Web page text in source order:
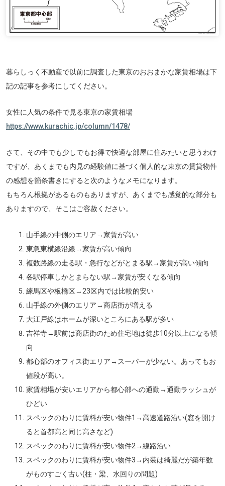
暮らしっく不動産で以前に調査した東京のおおまかな家賃相場は下
記の記事を参考にしてください。
女性に人気の条件で見る東京の家賃相場
https://www.kurachic.jp/column/1478/
さて、その中でも少しでもお得で快適な部屋に住みたいと思うわけ
ですが、あくまでも内見の経験値に基づく個人的な東京の賃貸物件
の感想を箇条書きにすると次のようなメモになります。
もちろん根拠があるものもありますが、あくまでも感覚的な部分も
ありますので、そこはご容赦ください。
山手線の中側のエリア→家賃が高い
東急東横線沿線→家賃が高い傾向
複数路線の走る駅・急行などがとまる駅→家賃が高い傾向
各駅停車しかとまらない駅→家賃が安くなる傾向
練馬区や板橋区→23区内では比較的安い
山手線の外側のエリア→商店街が増える
大江戸線はホームが深いところにある駅が多い
吉祥寺→駅前は商店街のため住宅地は徒歩10分以上になる傾
向
都心部のオフィス街エリア→スーパーが少ない。あってもお
値段が高い。
家賃相場が安いエリアから都心部への通勤→通勤ラッシュが
ひどい
スペックのわりに賃料が安い物件1→高速道路沿い(窓を開け
ると首都高と同じ高さなど)
スペックのわりに賃料が安い物件2→線路沿い
スペックのわりに賃料が安い物件3→内装は綺麗だが築年数
がものすごく古い(柱・梁、水回りの問題)